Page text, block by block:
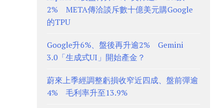
2% META傳洽談斥數十億美元購Google
的TPU
Google升6%、盤後再升逾2% Gemini
3.0「生成式UI」開始產金？
蔚來上季經調整虧損收窄近四成、盤前彈逾
4% 毛利率升至13.9%